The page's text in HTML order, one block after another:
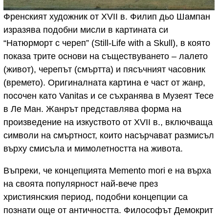
Френският художник от XVII в. Филип дьо Шампан
изразява подобни мисли в картината си
“Натюрморт с череп” (Still-Life with a Skull), в която
показа трите основи на съществуването – лалето
(живот), черепът (смъртта) и пясъчният часовник
(времето). Оригиналната картина е част от жанр,
посочен като Vanitas и се съхранява в Музеят Тесе
в Ле Ман. Жанрът представлява форма на
произведение на изкуството от XVII в., включваща
символи на смъртност, които насърчават размисъл
върху смисъла и мимолетността на живота.
Въпреки, че концепцията Memento mori е на върха
на своята популярност най-вече през
християнския период, подобни концепции са
познати още от античността. Философът Демокрит